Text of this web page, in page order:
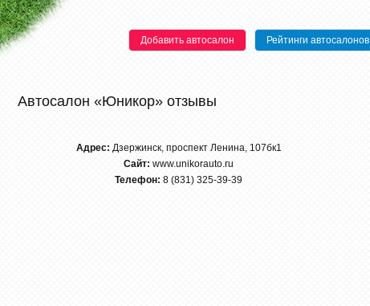
Добавить автосалон Рейтинги автосалонов
Автосалон «Юникор» отзывы
Адрес: Дзержинск, проспект Ленина, 107бк1
Сайт: www.unikorauto.ru
Телефон: 8 (831) 325-39-39